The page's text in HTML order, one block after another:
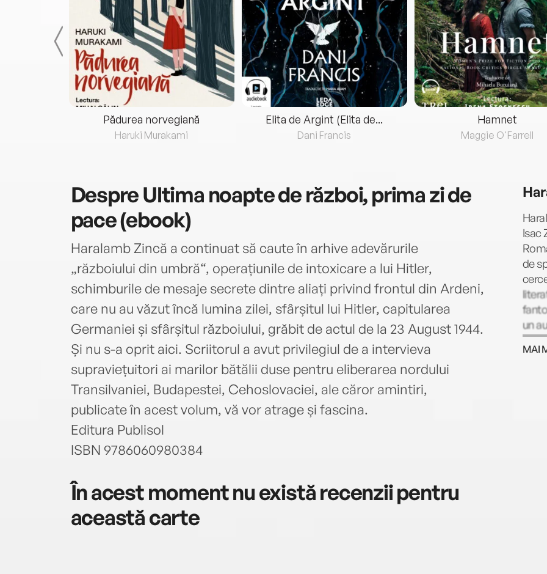
Pădurea norvegiană
Haruki Murakami
Elita de Argint (Elita de...
Dani Francis
Hamnet
Maggie O'Farrell
DespreUltima noapte de război, prima zi de
pace (ebook)
Haralamb Zincă a continuat să caute în arhive adevărurile
„războiului din umbră“, operațiunile de intoxicare a lui Hitler,
schimburile de mesaje secrete dintre aliați privind frontul din Ardeni,
care nu au văzut încă lumina zilei, sfârșitul lui Hitler, capitularea
Germaniei și sfârșitul războiului, grăbit de actul de la 23 August 1944.
Și nu s-a oprit aici. Scriitorul a avut privilegiul de a intervieva
supraviețuitori ai marilor bătălii duse pentru eliberarea nordului
Transilvaniei, Budapestei, Cehoslovaciei, ale căror amintiri,
publicate în acest volum, vă vor atrage și fascina.
Editura Publisol
ISBN 9786060980384
În acest moment nu există recenzii pentru
această carte
Isac
de
un
MAI